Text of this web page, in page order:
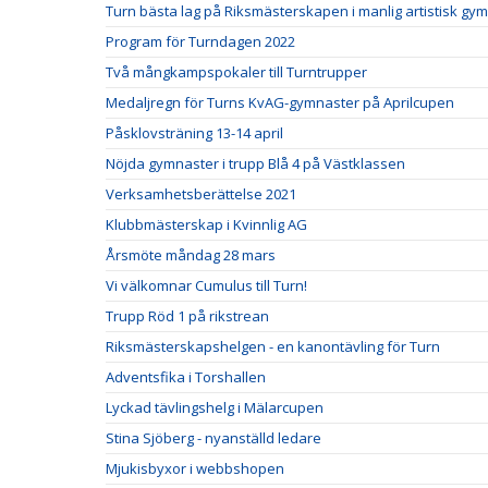
Turn bästa lag på Riksmästerskapen i manlig artistisk
Program för Turndagen 2022
Två mångkampspokaler till Turntrupper
Medaljregn för Turns KvAG-gymnaster på Aprilcupen
Påsklovsträning 13-14 april
Nöjda gymnaster i trupp Blå 4 på Västklassen
Verksamhetsberättelse 2021
Klubbmästerskap i Kvinnlig AG
Årsmöte måndag 28 mars
Vi välkomnar Cumulus till Turn!
Trupp Röd 1 på rikstrean
Riksmästerskapshelgen - en kanontävling för Turn
Adventsfika i Torshallen
Lyckad tävlingshelg i Mälarcupen
Stina Sjöberg - nyanställd ledare
Mjukisbyxor i webbshopen